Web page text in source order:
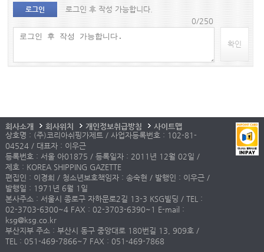
로그인
로그인 후 작성 가능합니다.
0/250
확인
회사소개 회사위치 개인정보취급방침
사이트맵
상호명 : (주)코리아쉬핑가제트 / 사업자등록번호 : 102-81-
04524 / 대표자 : 이우근
등록번호 : 서울 아01875 / 등록일자 : 2011년 12월 02일 /
제호 : KOREA SHIPPING GAZETTE
편집인 : 이경희 / 청소년보호책임자 : 송숙현 / 발행인 : 이우근 /
발행일 : 1971년 6월 1일
본사주소 : 서울시 종로구 자하문로2길 13-3 KSG빌딩 / TEL :
02-3703-6300~4 FAX : 02-3703-6390~1 E-mail :
ksg@ksg.co.kr
부산지부 주소 : 부산시 동구 중앙대로 180번길 13, 909호 /
TEL : 051-469-7866~7 FAX : 051-469-7868